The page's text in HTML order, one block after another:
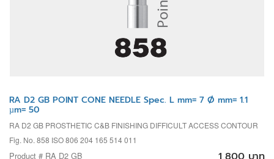
RA D2 GB POINT CONE NEEDLE Spec. L mm= 7 Ø mm= 1.1
µm= 50
RA D2 GB PROSTHETIC C&B FINISHING DIFFICULT ACCESS CONTOUR
Fig. No. 858 ISO 806 204 165 514 011
Product # RA D2 GB